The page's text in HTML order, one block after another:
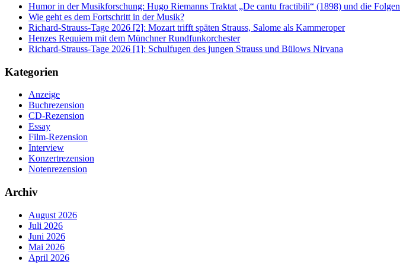
Humor in der Musikforschung: Hugo Riemanns Traktat „De cantu fractibili“ (1898) und die Folgen
Wie geht es dem Fortschritt in der Musik?
Richard-Strauss-Tage 2026 [2]: Mozart trifft späten Strauss, Salome als Kammeroper
Henzes Requiem mit dem Münchner Rundfunkorchester
Richard-Strauss-Tage 2026 [1]: Schulfugen des jungen Strauss und Bülows Nirvana
Kategorien
Anzeige
Buchrezension
CD-Rezension
Essay
Film-Rezension
Interview
Konzertrezension
Notenrezension
Archiv
August 2026
Juli 2026
Juni 2026
Mai 2026
April 2026